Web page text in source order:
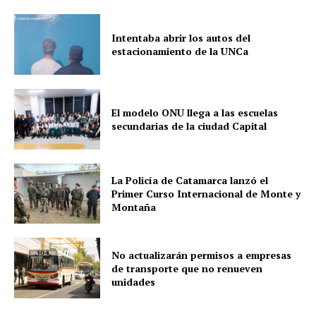
Intentaba abrir los autos del
estacionamiento de la UNCa
El modelo ONU llega a las escuelas
secundarias de la ciudad Capital
La Policía de Catamarca lanzó el
Primer Curso Internacional de Monte y
Montaña
No actualizarán permisos a empresas
de transporte que no renueven
unidades